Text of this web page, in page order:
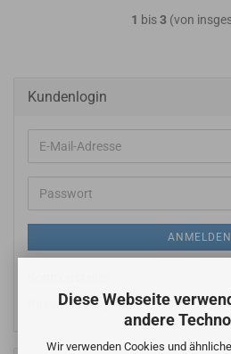
Diese Webseite
andere
Wir verwenden Cookies und
1 bis3(von
Kundenlogin
E-
Mail-
Adresse
Passwort
ANMELDEN
Passwort vergessen?